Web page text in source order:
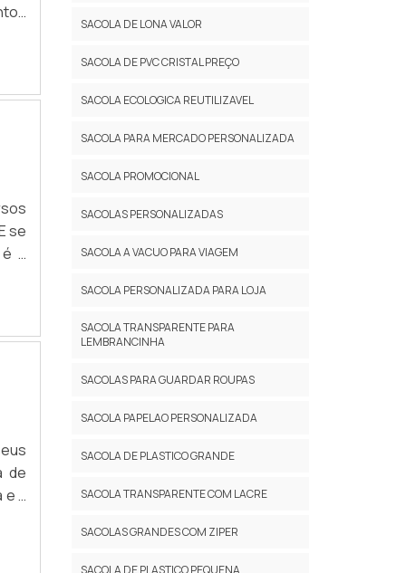
e
o
e
se
a
de
e a
SACOLA DE LONA VALOR
SACOLA DE PVC CRISTAL PREÇO
SACOLA ECOLOGICA REUTILIZAVEL
SACOLA PARA MERCADO PERSONALIZADA
SACOLA PROMOCIONAL
SACOLAS PERSONALIZADAS
SACOLA A VACUO PARA VIAGEM​
SACOLA PERSONALIZADA PARA LOJA
SACOLA TRANSPARENTE PARA
LEMBRANCINHA
SACOLAS PARA GUARDAR ROUPAS​
SACOLA PAPELAO PERSONALIZADA
SACOLA DE PLASTICO GRANDE
SACOLA TRANSPARENTE COM LACRE
SACOLAS GRANDES COM ZIPER